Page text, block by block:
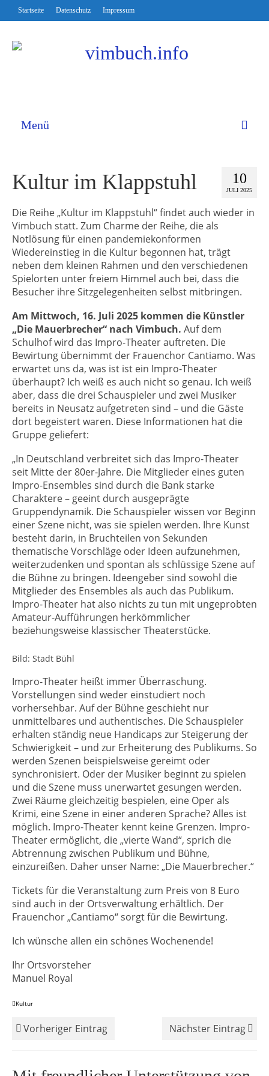
Startseite Datenschutz Impressum
Menü
10
JULI 2025
Kultur im Klappstuhl
Die Reihe „Kultur im Klappstuhl“ findet auch wieder in
Vimbuch statt. Zum Charme der Reihe, die als
Notlösung für einen pandemiekonformen
Wiedereinstieg in die Kultur begonnen hat, trägt
neben dem kleinen Rahmen und den verschiedenen
Spielorten unter freiem Himmel auch bei, dass die
Besucher ihre Sitzgelegenheiten selbst mitbringen.
Am Mittwoch, 16. Juli 2025 kommen die Künstler
„Die Mauerbrecher“ nach Vimbuch. Auf dem
Schulhof wird das Impro-Theater auftreten. Die
Bewirtung übernimmt der Frauenchor Cantiamo. Was
erwartet uns da, was ist ist ein Impro-Theater
überhaupt? Ich weiß es auch nicht so genau. Ich weiß
aber, dass die drei Schauspieler und zwei Musiker
bereits in Neusatz aufgetreten sind – und die Gäste
dort begeistert waren. Diese Informationen hat die
Gruppe geliefert:
„In Deutschland verbreitet sich das Impro-Theater
seit Mitte der 80er-Jahre. Die Mitglieder eines guten
Impro-Ensembles sind durch die Bank starke
Charaktere – geeint durch ausgeprägte
Gruppendynamik. Die Schauspieler wissen vor Beginn
einer Szene nicht, was sie spielen werden. Ihre Kunst
besteht darin, in Bruchteilen von Sekunden
thematische Vorschläge oder Ideen aufzunehmen,
weiterzudenken und spontan als schlüssige Szene auf
die Bühne zu bringen. Ideengeber sind sowohl die
Mitglieder des Ensembles als auch das Publikum.
Impro-Theater hat also nichts zu tun mit ungeprobten
Amateur-Aufführungen herkömmlicher
beziehungsweise klassischer Theaterstücke.
Bild: Stadt Bühl
Impro-Theater heißt immer Überraschung.
Vorstellungen sind weder einstudiert noch
vorhersehbar. Auf der Bühne geschieht nur
unmittelbares und authentisches. Die Schauspieler
erhalten ständig neue Handicaps zur Steigerung der
Schwierigkeit – und zur Erheiterung des Publikums. So
werden Szenen beispielsweise gereimt oder
synchronisiert. Oder der Musiker beginnt zu spielen
und die Szene muss unerwartet gesungen werden.
Zwei Räume gleichzeitig bespielen, eine Oper als
Krimi, eine Szene in einer anderen Sprache? Alles ist
möglich. Impro-Theater kennt keine Grenzen. Impro-
Theater ermöglicht, die „vierte Wand“, sprich die
Abtrennung zwischen Publikum und Bühne,
einzureißen. Daher unser Name: „Die Mauerbrecher.“
Tickets für die Veranstaltung zum Preis von 8 Euro
sind auch in der Ortsverwaltung erhältlich. Der
Frauenchor „Cantiamo“ sorgt für die Bewirtung.
Ich wünsche allen ein schönes Wochenende!
Ihr Ortsvorsteher
Manuel Royal
Kultur
Vorheriger Eintrag Nächster Eintrag